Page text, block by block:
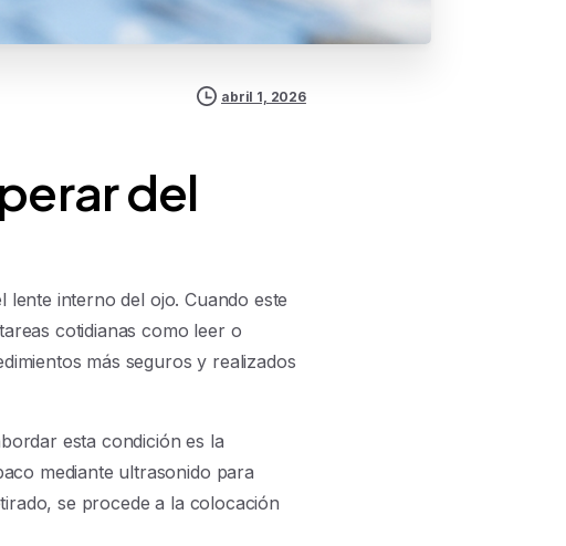
abril 1, 2026
del
lente interno del ojo. Cuando este
cotidianas como leer o
más seguros y realizados
esta condición es la
mediante ultrasonido para
se procede a la colocación